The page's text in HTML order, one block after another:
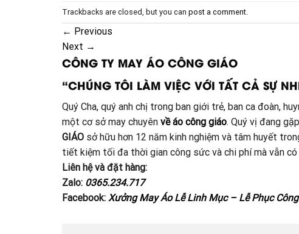
Trackbacks are closed, but you can post a comment
← Previous
Next →
CÔNG TY MAY ÁO CÔNG GIÁO
“CHÚNG TÔI LÀM VIỆC VỚI TẤT CẢ SỰ
Quý Cha, quý anh chị trong ban giới trẻ, ban ca đoàn,
một cơ sở may chuyên về áo công giáo. Quý vị đang
GIÁO sở hữu hơn 12 năm kinh nghiệm và tâm huyết
tiết kiệm tối đa thời gian công sức và chi phí mà vẫn
Liên hệ và đặt hàng:
Zalo: 0365.234.717
Facebook: Xưởng May Áo Lễ Linh Mục – Lễ Phục